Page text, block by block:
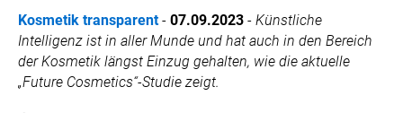
Kosmetik transparent- 07.09.2023 - Künstliche
Intelligenz ist in aller Munde und hat auch in den Bereich
der Kosmetik längst Einzug gehalten, wie die aktuelle
„Future Cosmetics“-Studie zeigt.